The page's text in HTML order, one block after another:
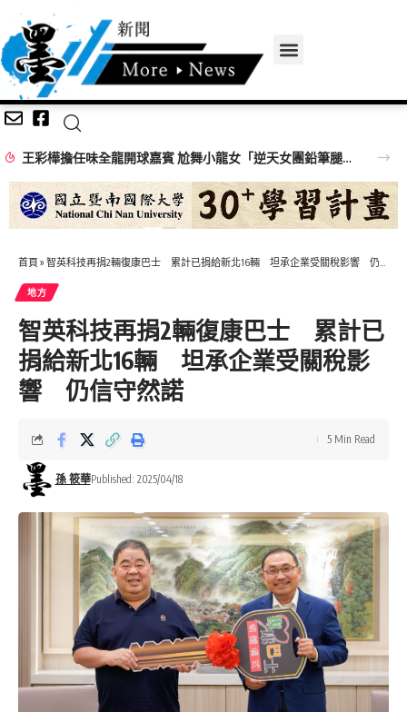
王彩樺擔任味全龍開球嘉賓 尬舞小龍女「逆天女團鉛筆腿」搶鏡
首頁 » 智英科技再捐2輛復康巴士 累計已捐給新北16輛 坦承企業受關稅影響 仍信守然諾
地方
智英科技再捐2輛復康巴士 累計已
捐給新北16輛 坦承企業受關稅影
響 仍信守然諾
孫 筱華Published: 2025/04/18
5 Min Read